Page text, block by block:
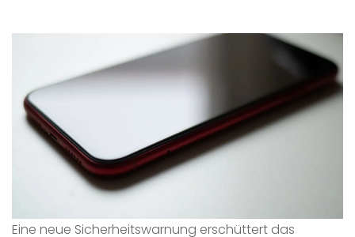
Eine neue Sicherheitswarnung erschüttert das